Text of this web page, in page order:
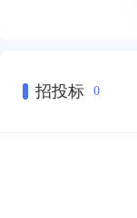
招投标 0